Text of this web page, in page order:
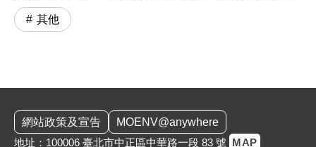
其他
網站政策及宣告
MOENV@anywhere
地址：100006 臺北市中正區中華路一段 83 號 MAP